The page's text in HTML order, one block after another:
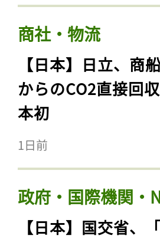
商社・物流
【日本】日立、商
からのCO2直接回
本初
1日前
政府・国際機関・
【日本】国交省、